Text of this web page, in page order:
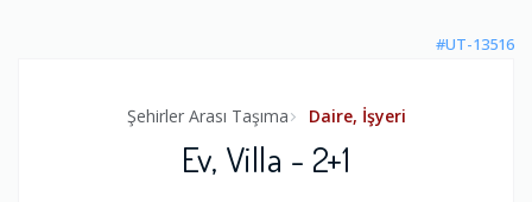
#UT-13516
Şehirler Arası Taşıma Daire, İşyeri
Ev, Villa - 2+1